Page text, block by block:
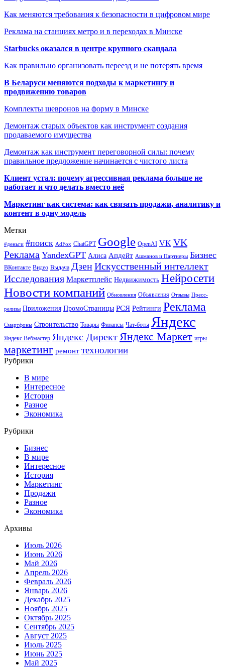
Как меняются требования к безопасности в цифровом мире
Реклама на станциях метро и в переходах в Минске
Starbucks оказался в центре крупного скандала
Как правильно организовать переезд и не потерять время
В Беларуси меняются подходы к маркетингу и
продвижению товаров
Комплекты шевронов на форму в Минске
Демонтаж старых объектов как инструмент создания
продаваемого имущества
Демонтаж как инструмент переговорной силы: почему
правильное предложение начинается с чистого листа
Клиент устал: почему агрессивная реклама больше не
работает и что делать вместо неё
Маркетинг как система: как связать продажи, аналитику и
контент в одну модель
Метки
#деньги #поиск AdFox ChatGPT Google OpenAI VK VK
Реклама YandexGPT Алиса Апдейт Ашманов и Партнеры Бизнес
ВКонтакте Видео Выдача ДзенИскусственный интеллект
Исследования Маркетплейс Недвижимость Нейросети
Новости компаний Обновления Объявления Отзывы Пресс-
релизы Приложения ПромоСтраницы РСЯ Рейтинги Реклама
Смартфоны Строительство Товары Финансы Чат-боты Яндекс
Яндекс.Вебмастер Яндекс Директ Яндекс Маркет игры
маркетинг ремонт технологии
Рубрики
В мире
Интересное
История
Разное
Экономика
Рубрики
Бизнес
В мире
Интересное
История
Маркетинг
Продажи
Разное
Экономика
Архивы
Июль 2026
Июнь 2026
Май 2026
Апрель 2026
Февраль 2026
Январь 2026
Декабрь 2025
Ноябрь 2025
Октябрь 2025
Сентябрь 2025
Август 2025
Июль 2025
Июнь 2025
Май 2025